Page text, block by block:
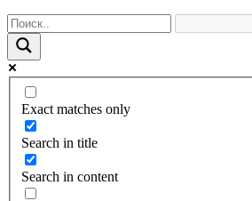
Exact matches only
Search in title
Search in content